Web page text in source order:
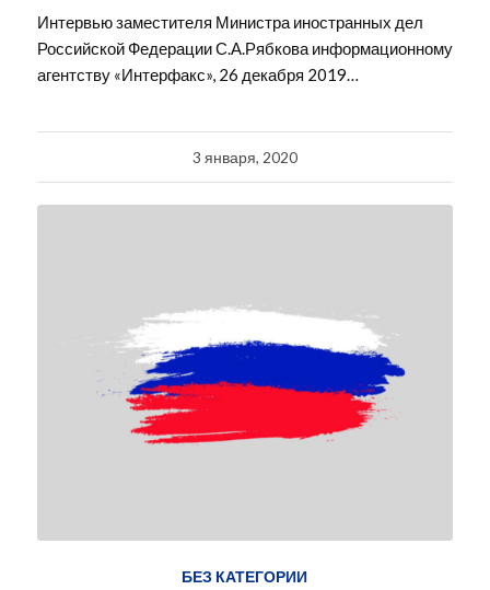
Интервью заместителя Министра иностранных дел
Российской Федерации С.А.Рябкова информационному
агентству «Интерфакс», 26 декабря 2019…
3 января, 2020
БЕЗ КАТЕГОРИИ